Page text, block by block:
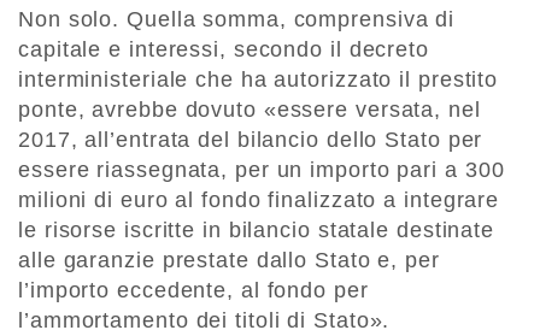
Non solo. Quella somma, comprensiva di
capitale e interessi, secondo il decreto
interministeriale che ha autorizzato il prestito
ponte, avrebbe dovuto «essere versata, nel
2017, all’entrata del bilancio dello Stato per
essere riassegnata, per un importo pari a 300
milioni di euro al fondo finalizzato a integrare
le risorse iscritte in bilancio statale destinate
alle garanzie prestate dallo Stato e, per
l’importo eccedente, al fondo per
l’ammortamento dei titoli di Stato».